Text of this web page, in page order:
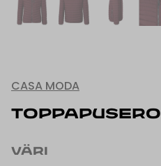
CASA MODA
TOPPAPUSERO
VÄRI